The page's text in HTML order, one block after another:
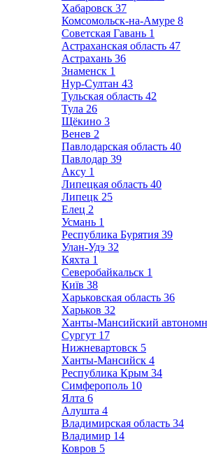
Хабаровск 37
Комсомольск-на-Амуре 8
Советская Гавань 1
Астраханская область 47
Астрахань 36
Знаменск 1
Нур-Султан 43
Тульская область 42
Тула 26
Щёкино 3
Венев 2
Павлодарская область 40
Павлодар 39
Аксу 1
Липецкая область 40
Липецк 25
Елец 2
Усмань 1
Республика Бурятия 39
Улан-Удэ 32
Кяхта 1
Северобайкальск 1
Київ 38
Харьковская область 36
Харьков 32
Ханты-Мансийский
Сургут 17
Нижневартовск 5
Ханты-Мансийск 4
Республика Крым 34
Симферополь 10
Ялта 6
Алушта 4
Владимирская область 34
Владимир 14
Ковров 5